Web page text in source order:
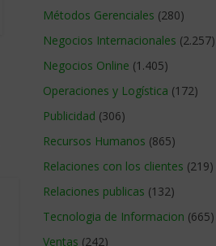
Métodos Gerenciales (280)
Negocios Internacionales (2.257)
Negocios Online (1.405)
Operaciones y Logística (172)
Publicidad (306)
Recursos Humanos (865)
Relaciones con los clientes (219)
Relaciones publicas (132)
Tecnologia de Informacion (665)
Ventas (242)